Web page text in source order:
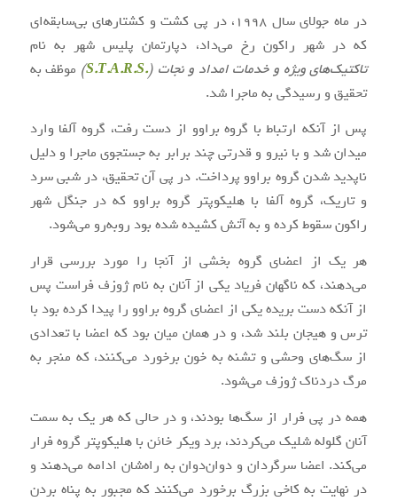
در ماه جولای سال ۱۹۹۸، در پی کشت و کشتارهای بی‌سابقه‌ای
که در شهر راکون رخ می‌داد، دپارتمان پلیس شهر به نام
تاکتیک‌های ویژه و خدمات امداد و نجات (.S.T.A.R.S
) موظف به
تحقیق و رسیدگی به ماجرا شد.
پس از آنکه ارتباط با گروه براوو از دست رفت، گروه آلفا وارد
میدان شد و با نیرو و قدرتی چند برابر به جستجوی ماجرا و دلیل
ناپدید شدن گروه براوو پرداخت. در پی آن تحقیق، در شبی سرد
و تاریک، گروه آلفا با هلیکوپتر گروه براوو که در جنگل شهر
راکون سقوط کرده و به آتش کشیده شده بود روبه‌رو می‌شود.
هر یک از اعضای گروه بخشی از آنجا را مورد بررسی قرار
می‌دهند، که ناگهان فریاد یکی از آنان به نام ژوزف فراست پس
از آنکه دست بریده یکی از اعضای گروه براوو را پیدا کرده بود با
ترس و هیجان بلند شد، و در همان میان بود که اعضا با تعدادی
از سگ‌های وحشی و تشنه به خون برخورد می‌کنند، که منجر به
مرگ دردناک ژوزف می‌شود.
همه در پی فرار از سگ‌ها بودند، و در حالی که هر یک به سمت
آنان گلوله شلیک می‌کردند، برد ویکر خائن با هلیکوپتر گروه فرار
می‌کند. اعضا سرگردان و دوان‌دوان به راه‌شان ادامه می‌دهند و
در نهایت به کاخی بزرگ برخورد می‌کنند که مجبور به پناه بردن